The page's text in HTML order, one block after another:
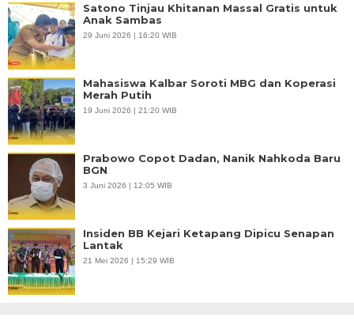
Satono Tinjau Khitanan Massal Gratis untuk
Anak Sambas
29 Juni 2026 | 16:20 WIB
Mahasiswa Kalbar Soroti MBG dan Koperasi
Merah Putih
19 Juni 2026 | 21:20 WIB
Prabowo Copot Dadan, Nanik Nahkoda Baru
BGN
3 Juni 2026 | 12:05 WIB
Insiden BB Kejari Ketapang Dipicu Senapan
Lantak
21 Mei 2026 | 15:29 WIB